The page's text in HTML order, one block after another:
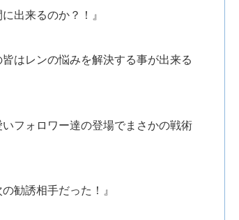
出来るのか？！』
はレンの悩みを解決する事が出来る
フォロワー達の登場でまさかの戦術
勧誘相手だった！』